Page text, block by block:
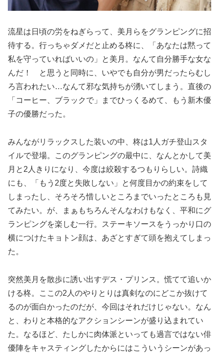
流星は日頃の労をねぎらって、美月らをグランピングに招
待する。行っちゃダメだと止める柊に、「あなたは黙って
私を守っていればいいの」と美月。なんて自分勝手な女な
んだ！ と思うと同時に、いやでも自分が男だったらむし
ろ言われたい…なんて邪な気持ちが湧いてしまう。直後の
「コーヒー、ブラックで」までひっくるめて、もう新木優
子の優勝だった。
みんながリラックスした装いの中、柊は1人ガチ登山スタ
イルで登場。このグランピングの最中に、なんとかして美
月と2人きりになり、今度は絞殺するつもりらしい。詩織
にも、「もう2度と失敗しない」と何度目かの約束をして
しまったし、そろそろ惜しいところまでいったところも見
てみたい。が、まぁもちろんそんなわけもなく、平和にグ
ランピングを楽しむ一行。ステーキソースをうっかり口の
横につけたキョトン顔は、あざとすぎて頭を抱えてしまっ
た。
突然美月を散歩に誘い出すデス・プリンス。慌てて追いか
ける柊。ここの2人のやりとりは真剣なのにどこか抜けて
るのが面白かったのだが、今回はそれだけじゃない。なん
と、わりと本格的なアクションシーンが盛り込まれてい
た。なるほど、たしかに肉体派といっても過言ではない俳
優陣をキャスティングしたからにはこういうシーンがあっ